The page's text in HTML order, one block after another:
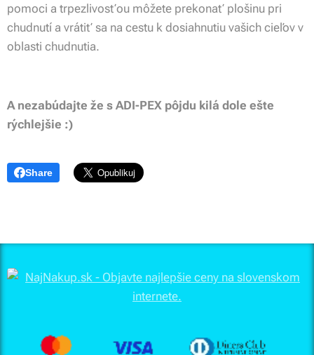
pomoci a trpezlivosťou môžete prekonať plošinu pri
chudnutí a vrátiť sa na cestu k dosiahnutiu vašich cieľov v
oblasti chudnutia.
A nezabúdajte že s ADI-PEX pôjdu kilá dole ešte
rýchlejšie :)
Share